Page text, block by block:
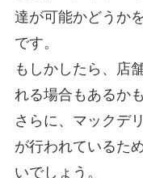
達が可能かどうか
です。
もしかしたら、店
れる場合もあるか
さらに、マックデ
が行われているた
いでしょう。